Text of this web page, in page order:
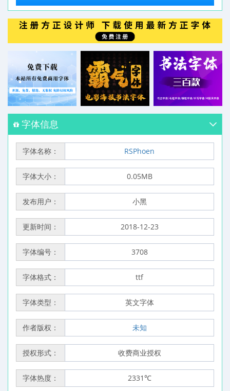
字体信息
字体名称： RSPhoen
字体大小： 0.05MB
发布用户： 小黑
更新时间： 2018-12-23
字体编号： 3708
字体格式： ttf
字体类型： 英文字体
作者版权： 未知
授权形式： 收费商业授权
字体热度： 2331℃